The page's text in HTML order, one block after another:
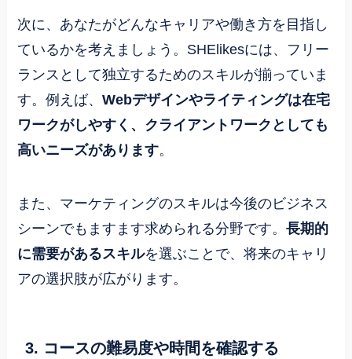
次に、あなたがどんなキャリアや働き方を目指し
ているかを考えましょう。SHElikesには、フリー
ランスとして独立するためのスキルが揃っていま
す。例えば、Webデザインやライティングは在宅
ワークがしやすく、クライアントワークとしても
高いニーズがあります。
また、マーケティングのスキルは今後のビジネス
シーンでもますます求められる分野です。長期的
に需要があるスキルを選ぶことで、将来のキャリ
アの選択肢が広がります。
3. コースの難易度や時間を確認する